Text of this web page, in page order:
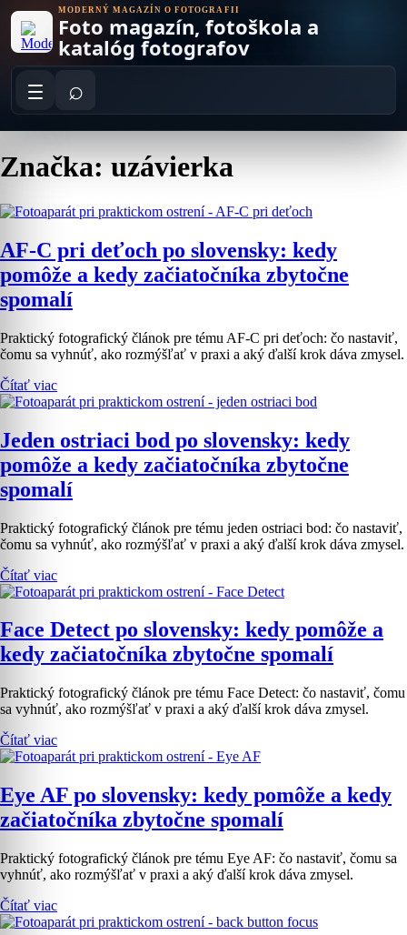
content
MODERNÝ MAGAZÍN O FOTOGRAFII
Foto magazín, fotoškola a
katalóg fotografov
⌕
Značka: uzávierka
AF-C pri deťoch po slovensky: kedy
pomôže a kedy začiatočníka zbytočne
spomalí
Praktický fotografický článok pre tému AF-C pri deťoch: čo nastaviť,
čomu sa vyhnúť, ako rozmýšľať v praxi a aký ďalší krok dáva zmysel.
Čítať viac
Jeden ostriaci bod po slovensky: kedy
pomôže a kedy začiatočníka zbytočne
spomalí
Praktický fotografický článok pre tému jeden ostriaci bod: čo nastaviť,
čomu sa vyhnúť, ako rozmýšľať v praxi a aký ďalší krok dáva zmysel.
Čítať viac
Face Detect po slovensky: kedy pomôže a
kedy začiatočníka zbytočne spomalí
Praktický fotografický článok pre tému Face Detect: čo nastaviť, čomu
sa vyhnúť, ako rozmýšľať v praxi a aký ďalší krok dáva zmysel.
Čítať viac
Eye AF po slovensky: kedy pomôže a kedy
začiatočníka zbytočne spomalí
Praktický fotografický článok pre tému Eye AF: čo nastaviť, čomu sa
vyhnúť, ako rozmýšľať v praxi a aký ďalší krok dáva zmysel.
Čítať viac